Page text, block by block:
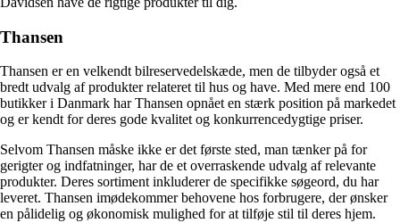
Thansen
Thansen er en velkendt bilreservedelskæde, men de tilbyder også et
bredt udvalg af produkter relateret til hus og have. Med mere end 100
butikker i Danmark har Thansen opnået en stærk position på markedet
og er kendt for deres gode kvalitet og konkurrencedygtige priser.
Selvom Thansen måske ikke er det første sted, man tænker på for
gerigter og indfatninger, har de et overraskende udvalg af relevante
produkter. Deres sortiment inkluderer de specifikke søgeord, du har
leveret. Thansen imødekommer behovene hos forbrugere, der ønsker
en pålidelig og økonomisk mulighed for at tilføje stil til deres hjem.